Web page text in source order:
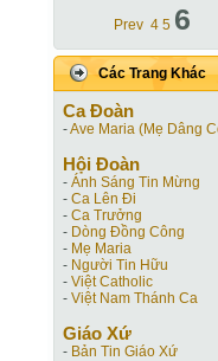
Prev 4 5 6
Các Trang Khác
Ca Ðoàn
-Ave Maria (Mẹ Dâng
Hội Ðoàn
- Ánh Sáng Tin Mừng
- Ca Lên Đi
- Ca Trưởng
- Dòng Đồng Công
- Mẹ Maria
- Người Tin Hữu
- Việt Catholic
- Việt Nam Thánh Ca
Giáo Xứ
- Bản Tin Giáo Xứ